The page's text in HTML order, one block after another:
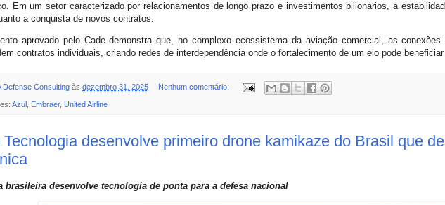
Em um setor caracterizado por relacionamentos de longo prazo e investimentos bilionários, a
a conquista de novos contratos.
aprovado pelo Cade demonstra que, no complexo ecossistema da aviação comercial, as conexões
contratos individuais, criando redes de interdependência onde o fortalecimento de um elo pode
Defense Consulting às dezembro 31, 2025 Nenhum comentário:
Azul Embraer, United Airline
Tecnologia desenvolve primeiro drone kamikaze do Brasil que
brasileira desenvolve tecnologia de ponta para a defesa nacional